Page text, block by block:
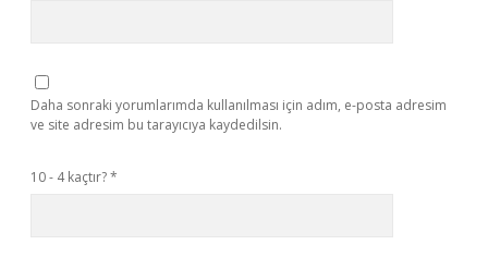
Daha sonraki yorumlarımda kullanılması için adım, e-posta adresim
ve site adresim bu tarayıcıya kaydedilsin.
10 - 4 kaçtır?*